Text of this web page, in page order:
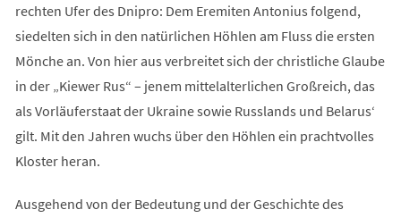
rechten Ufer des Dnipro: Dem Eremiten Antonius folgend,
siedelten sich in den natürlichen Höhlen am Fluss die ersten
Mönche an. Von hier aus verbreitet sich der christliche Glaube
in der „Kiewer Rus“ – jenem mittelalterlichen Großreich, das
als Vorläuferstaat der Ukraine sowie Russlands und Belarus‘
gilt. Mit den Jahren wuchs über den Höhlen ein prachtvolles
Kloster heran.
Ausgehend von der Bedeutung und der Geschichte des